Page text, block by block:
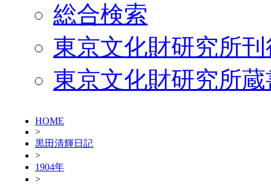
総合検索
東京文化財研究所
東京文化財研究所
HOME
>
黒田清輝日記
>
1904年
>